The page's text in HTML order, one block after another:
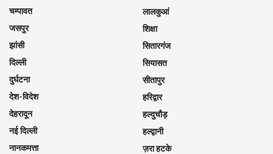
चम्पावत
जसपुर
झांसी
दिल्ली
दुर्घटना
देश-विदेश
देहरादून
नई दिल्ली
नानकमत्ता
लालकुआं
शिक्षा
सितारगंज
सियासत
सीतापुर
हरिद्वार
हल्दुचौड़
हल्द्वानी
ज़रा हटके